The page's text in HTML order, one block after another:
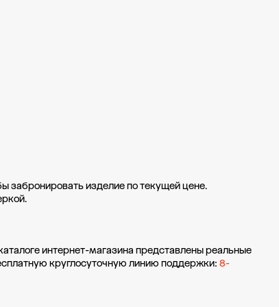
забронировать изделие по текущей цене.
интернет-магазина представлены реальные
круглосуточную линию поддержки: 8-